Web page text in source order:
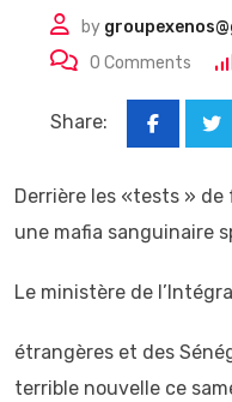
by
0 Comments
Share:
Derrière les «tests »
une mafia sanguinaire
Le ministère de
étrangères et des
terrible nouvelle ce